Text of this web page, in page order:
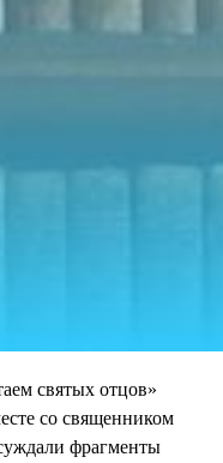
святых отцов»
со священником
фрагменты